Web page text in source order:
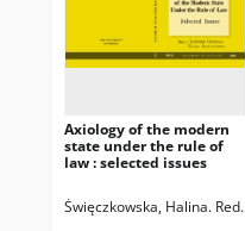
Axiology of the modern
state under the rule of
law : selected issues
Święczkowska, Halina. Red.